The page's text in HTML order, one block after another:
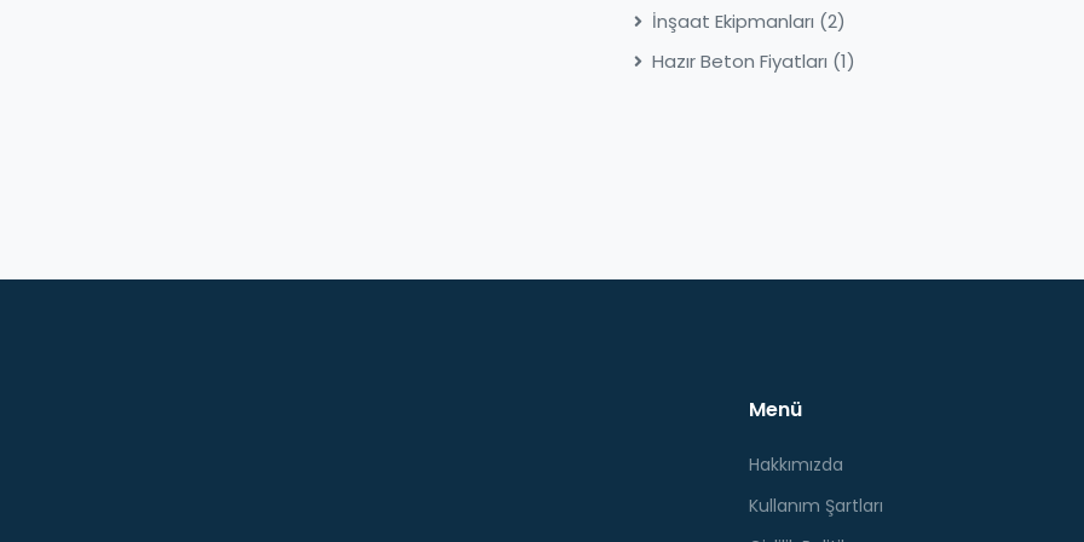
İnşaat Ekipmanları (2)
Hazır Beton Fiyatları (1)
Menü
Hakkımızda
Kullanım Şartları